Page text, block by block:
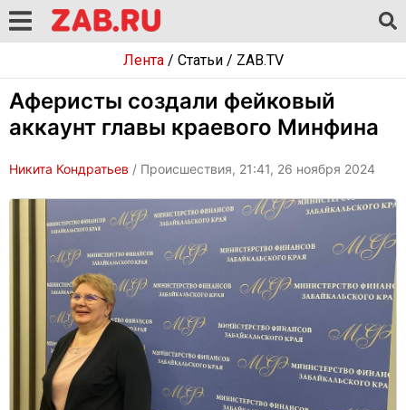
Лента/ Статьи/ ZAB.TV
Аферисты создали фейковый
аккаунт главы краевого Минфина
Никита Кондратьев / Происшествия, 21:41, 26 ноября 2024